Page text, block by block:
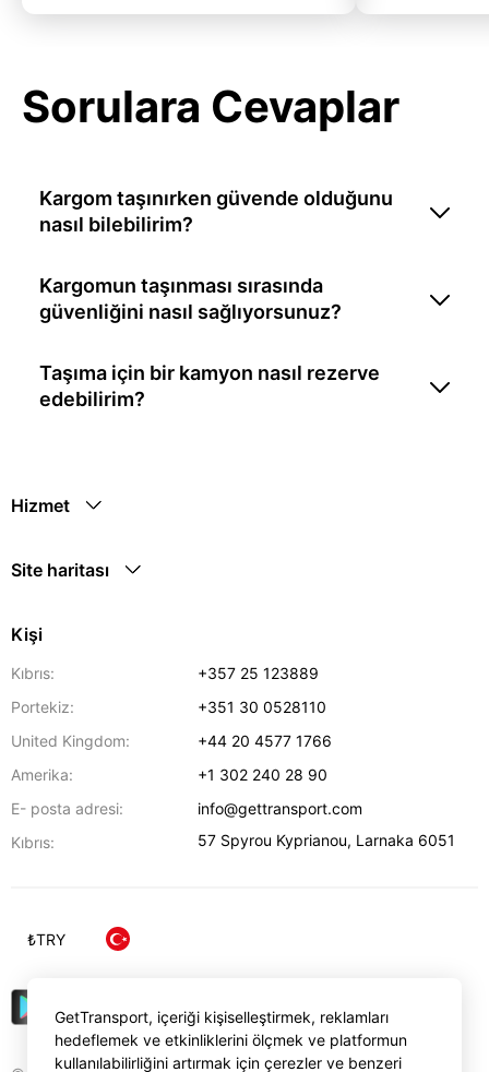
Sorulara Cevaplar
Kargom taşınırken güvende olduğunu
nasıl bilebilirim?
Kargomun taşınması sırasında
güvenliğini nasıl sağlıyorsunuz?
Taşıma için bir kamyon nasıl rezerve
edebilirim?
Hizmet
Site haritası
Kişi
Kıbrıs:
+357 25 123889
Portekiz:
+351 30 0528110
United Kingdom:
+44 20 4577 1766
Amerika:
+1 302 240 28 90
E- posta adresi:
info@gettransport.com
Kıbrıs:
57 Spyrou Kyprianou, Larnaka 6051
₺TRY
GetTransport, içeriği kişiselleştirmek, reklamları
hedeflemek ve etkinliklerini ölçmek ve platformun
kullanılabilirliğini artırmak için çerezler ve benzeri